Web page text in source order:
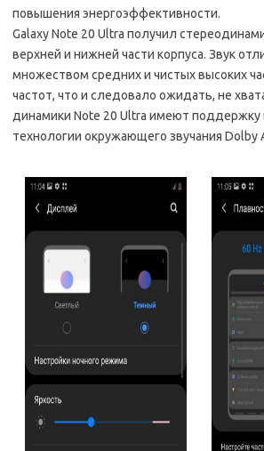
повышения энергоэффективности.
Galaxy Note 20 Ultra получил
верхней и нижней части корпуса. Звук
множеством средних и чистых высоких
частот, что и следовало ожидать, не
динамики Note 20 Ultra имеют поддержку
технологии окружающего звучания Dolby